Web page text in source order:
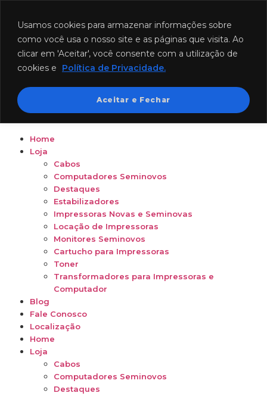
Usamos cookies para armazenar informações sobre
como você usa o nosso site e as páginas que visita. Ao
clicar em 'Aceitar', você consente com a utilização de
cookies e
Política de Privacidade.
Aceitar e Fechar
sábado das 8h às 12h.
Home
Loja
Cabos
Computadores Seminovos
Destaques
Estabilizadores
Impressoras Novas e Seminovas
Locação de Impressoras
Monitores Seminovos
Cartucho para Impressoras
Toner
Transformadores para Impressoras e
Computador
Blog
Fale Conosco
Localização
Home
Loja
Cabos
Computadores Seminovos
Destaques